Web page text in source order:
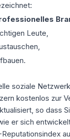
Leute,
soziale
kostenlos zur
so dass
er sich